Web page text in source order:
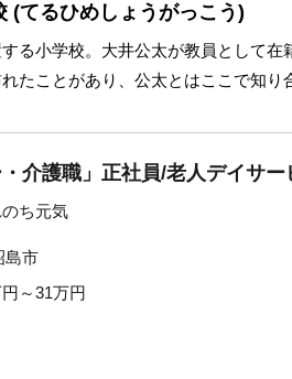
(てるひめしょうがっこう)
る小学校。大井公太が教員として
たことがあり、公太とはここで知り
・介護職」正社員/老人デイサ
ち元気
島市
～31万円